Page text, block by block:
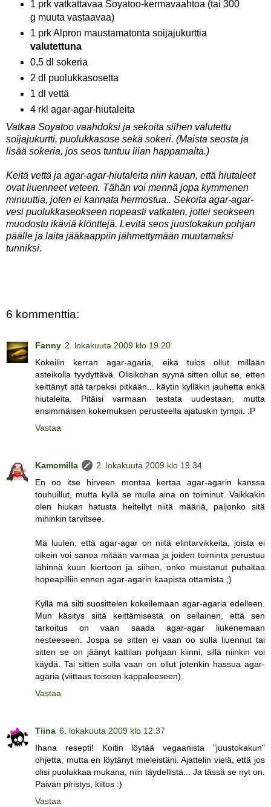
1 prk vatkattavaa Soyatoo-kermavaahtoa (tai 300
g muuta vastaavaa)
1 prk Alpron maustamatonta soijajukurttia
valutettuna
0,5 dl sokeria
2 dl puolukkasosetta
1 dl vettä
4 rkl agar-agar-hiutaleita
Vatkaa Soyatoo vaahdoksi ja sekoita siihen valutettu
soijajukurtti, puolukkasose sekä sokeri. (Maista seosta ja
lisää sokeria, jos seos tuntuu liian happamalta.)
Keitä vettä ja agar-agar-hiutaleita niin kauan, että hiutaleet
ovat liuenneet veteen. Tähän voi mennä jopa kymmenen
minuuttia, joten ei kannata hermostua.. Sekoita agar-agar-
vesi puolukkaseokseen nopeasti vatkaten, jottei seokseen
muodostu ikäviä klönttejä. Levitä seos juustokakun pohjan
päälle ja laita jääkaappiin jähmettymään muutamaksi
tunniksi.
6 kommenttia:
Fanny 2. lokakuuta 2009 klo 19.20
Kokeilin kerran agar-agaria, eikä tulos ollut millään
asteikolla tyydyttävä. Olisikohan syynä sitten ollut se, etten
keittänyt sitä tarpeksi pitkään... käytin kylläkin jauhetta enkä
hiutaleita. Pitäisi varmaan testata uudestaan, mutta
ensimmäisen kokemuksen perusteella ajatuskin tympii. :P
Vastaa
Kamomilla
2. lokakuuta 2009 klo 19.34
En oo itse hirveen montaa kertaa agar-agarin kanssa
touhuillut, mutta kyllä se mulla aina on toiminut. Vaikkakin
olen hiukan hatusta heitellyt niitä määriä, paljonko sitä
mihinkin tarvitsee.
Mä luulen, että agar-agar on niitä elintarvikkeita, joista ei
oikein voi sanoa mitään varmaa ja joiden toiminta perustuu
lähinnä kuun kiertoon ja siihen, onko muistanut puhaltaa
hopeapilliin ennen agar-agarin kaapista ottamista ;)
Kyllä mä silti suosittelen kokeilemaan agar-agaria edelleen.
Mun käsitys siitä keittämisestä on sellainen, että sen
tarkoitus on vaan saada agar-agar liukenemaan
nesteeseen. Jospa se sitten ei vaan oo sulla liuennut tai
sitten se on jäänyt kattilan pohjaan kiinni, sillä niinkin voi
käydä. Tai sitten sulla vaan on ollut jotenkin hassua agar-
agaria (viittaus toiseen kappaleeseen).
Vastaa
Tiina 6. lokakuuta 2009 klo 12.37
Ihana resepti! Koitin löytää vegaanista "juustokakun"
ohjetta, mutta en löytänyt mieleistäni. Ajattelin vielä, että jos
olisi puolukkaa mukana, niin täydellistä... Ja tässä se nyt on.
Päivän piristys, kiitos :)
Vastaa